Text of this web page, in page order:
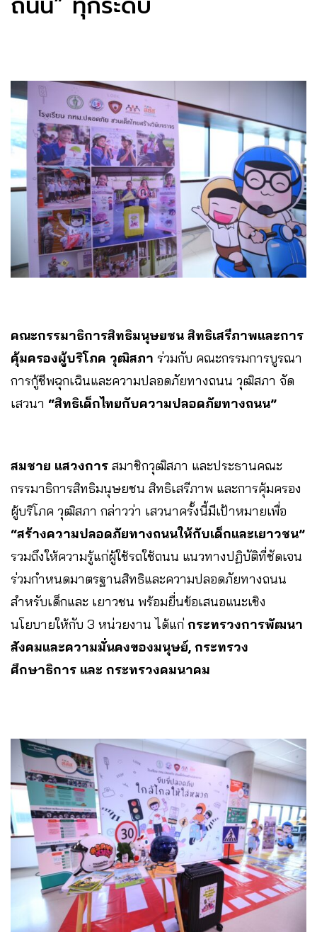
คณะกรรมาธิการสิทธิมนุษยชน สิทธิเสรีภาพและการ
คุ้มครองผู้บริโภค วุฒิสภา ร่วมกับ คณะกรรมการบูรณา
การกู้ชีพฉุกเฉินและความปลอดภัยทางถนน วุฒิสภา จัด
เสวนา “สิทธิเด็กไทยกับความปลอดภัยทางถนน”
สมชาย แสวงการ สมาชิกวุฒิสภา และประธานคณะ
กรรมาธิการสิทธิมนุษยชน สิทธิเสรีภาพ และการคุ้มครอง
ผู้บริโภค วุฒิสภา กล่าวว่า เสวนาครั้งนี้มีเป้าหมายเพื่อ
“สร้างความปลอดภัยทางถนนให้กับเด็กและเยาวชน”
รวมถึงให้ความรู้แก่ผู้ใช้รถใช้ถนน แนวทางปฏิบัติที่ชัดเจน
ร่วมกำหนดมาตรฐานสิทธิและความปลอดภัยทางถนน
สำหรับเด็กและ เยาวชน พร้อมยื่นข้อเสนอแนะเชิง
นโยบายให้กับ 3 หน่วยงาน ได้แก่ กระทรวงการพัฒนา
สังคมและความมั่นคงของมนุษย์, กระทรวง
ศึกษาธิการ และ กระทรวงคมนาคม